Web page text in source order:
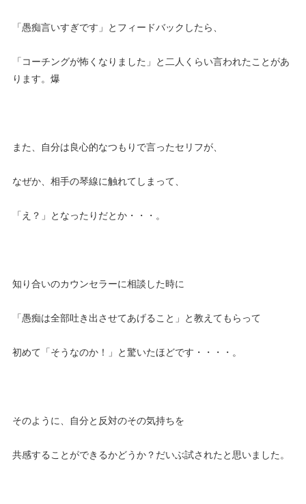
「愚痴言いすぎです」とフィードバックしたら、
「コーチングが怖くなりました」と二人くらい言われたことがあ
ります。爆
また、自分は良心的なつもりで言ったセリフが、
なぜか、相手の琴線に触れてしまって、
「え？」となったりだとか・・・。
知り合いのカウンセラーに相談した時に
「愚痴は全部吐き出させてあげること」と教えてもらって
初めて「そうなのか！」と驚いたほどです・・・・。
そのように、自分と反対のその気持ちを
共感することができるかどうか？だいぶ試されたと思いました。